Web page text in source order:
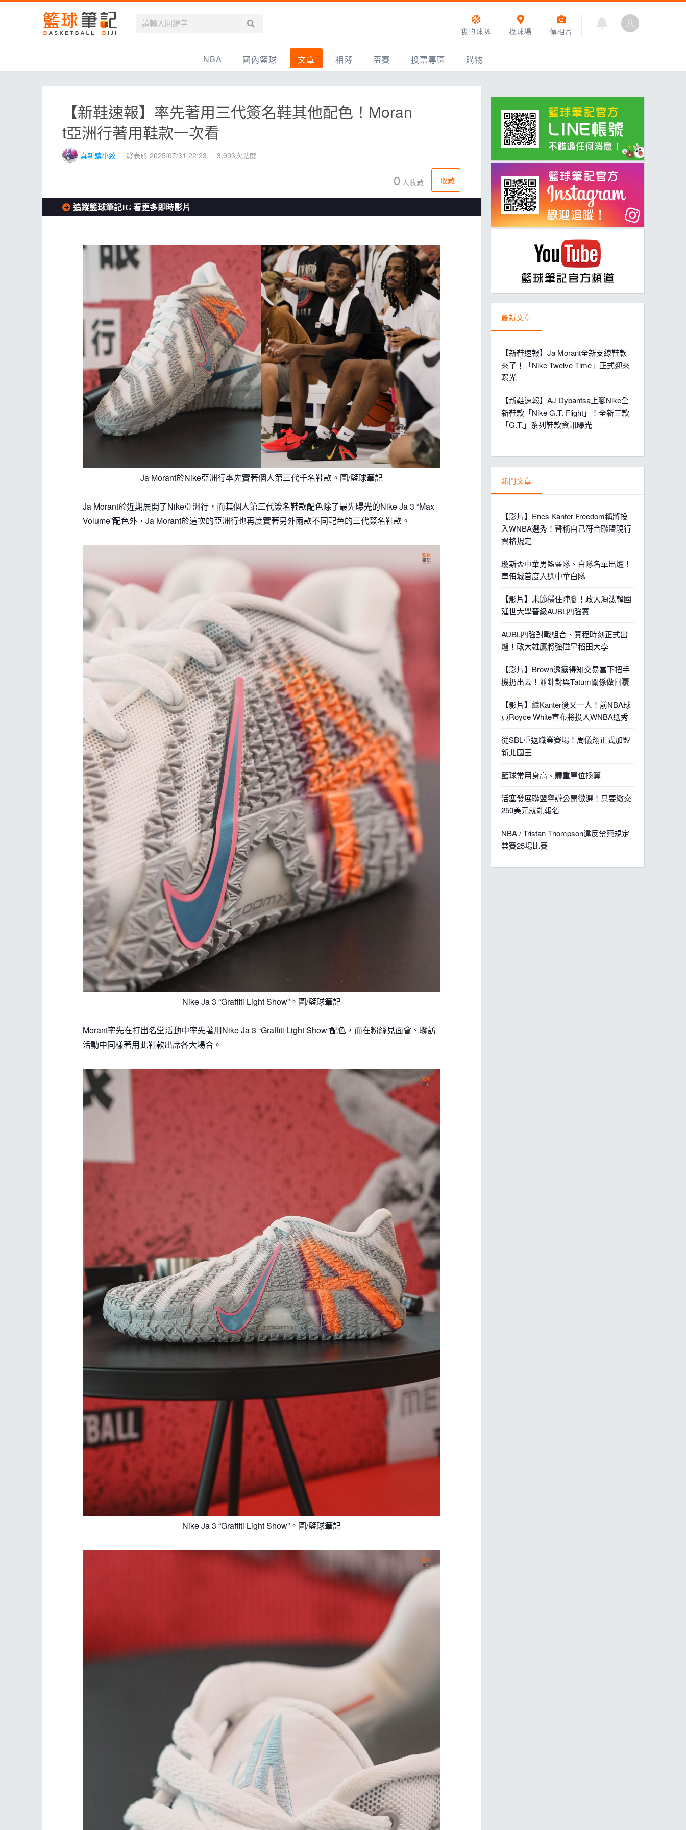
傳相片
找球場
我的球隊
NBA
最新資訊
新聞報導
賽程
戰績排名
國內籃球
新聞報導
台灣職籃
HBL
文章
全部
新聞報導
主打專題
相簿
精選相簿
網友相簿
盃賽
IMBC躍動籃球聯盟
DLIVE週末籃球聯賽
Ding Yu頂煜籃球聯盟
TYGS籃球聯盟
ELITE週日籃球聯盟
三重女子籃球聯盟
TBSL高中乙組小聯盟
淡水豆花聯盟
EMPOWER引爆運動訓練
ELITE週六籃球聯盟
屏東國民聯盟
CBC中壢籃球聯盟
Max中壢籃球聯盟
BTC籃球聯盟
投票專區 購物
【新鞋速報】率先著用三代簽名鞋其他配色！Moran
t亞洲行著用鞋款一次看
真新鎮小致 發表於 2025/07/31 22:23 3,993次點閱
0 人收藏 收藏
追蹤籃球筆記IG 看更多即時影片
Ja Morant於Nike亞洲行率先實著個人第三代千名鞋款。圖/籃球筆記
Ja Morant於近期展開了Nike亞洲行，而其個人第三代簽名鞋款配色除了最先曝光的Nike Ja 3 “Max
Volume”配色外，Ja Morant於這次的亞洲行也再度實著另外兩款不同配色的三代簽名鞋款。
Nike Ja 3 “Graffiti Light Show”。圖/籃球筆記
Morant率先在打出名堂活動中率先著用Nike Ja 3 “Graffiti Light Show”配色，而在粉絲見面會、聯訪
活動中同樣著用此鞋款出席各大場合。
Nike Ja 3 “Graffiti Light Show”。圖/籃球筆記
最新文章
【新鞋速報】Ja Morant全新支線鞋款
來了！「Nike Twelve Time」正式迎來
曝光
【新鞋速報】AJ Dybantsa上腳Nike全
新鞋款「Nike G.T. Flight」！全新三款
「G.T.」系列鞋款資訊曝光
熱門文章
【影片】Enes Kanter Freedom稱將投
入WNBA選秀！聲稱自己符合聯盟現行
資格規定
瓊斯盃中華男籃藍隊、白隊名單出爐！
車侑城首度入選中華白隊
【影片】末節穩住陣腳！政大淘汰韓國
延世大學晉級AUBL四強賽
AUBL四強對戰組合、賽程時刻正式出
爐！政大雄鷹將強碰早稻田大學
【影片】Brown透露得知交易當下把手
機扔出去！並針對與Tatum關係做回覆
【影片】繼Kanter後又一人！前NBA球
員Royce White宣布將投入WNBA選秀
從SBL重返職業賽場！周儀翔正式加盟
新北國王
籃球常用身高、體重單位換算
活塞發展聯盟舉辦公開徵選！只要繳交
250美元就能報名
NBA / Tristan Thompson違反禁藥規定
禁賽25場比賽